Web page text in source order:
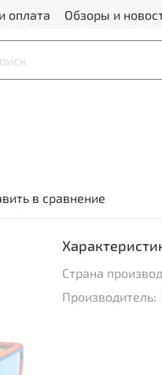
оплата Обзоры и
в сравнение
Страна
Производитель: